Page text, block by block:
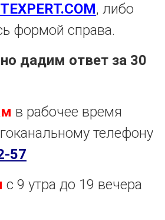
, либо
формой справа.
дадим ответ за 30
в рабочее время
телефону
57
с 9 утра до 19 вечера